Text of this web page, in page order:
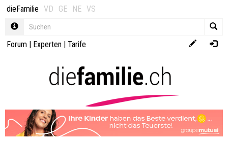
dieFamilie VD GE NE VS
Forum | Experten | Tarife